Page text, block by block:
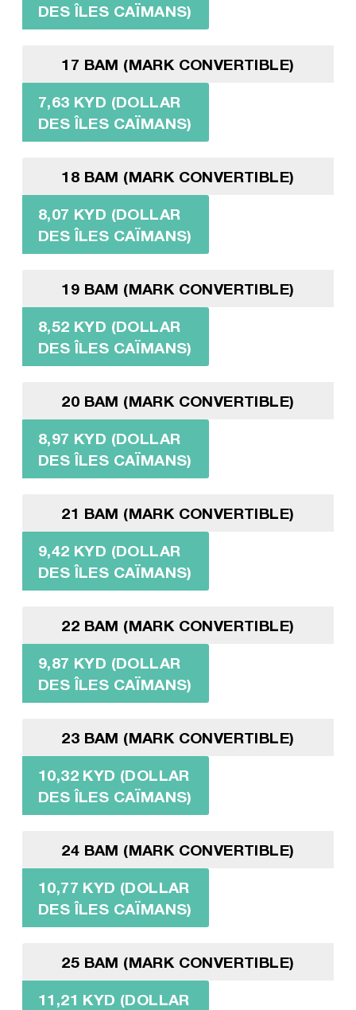
DES ÎLES CAÏMANS)
17 BAM (MARK CONVERTIBLE)
7,63 KYD (DOLLAR
DES ÎLES CAÏMANS)
18 BAM (MARK CONVERTIBLE)
8,07 KYD (DOLLAR
DES ÎLES CAÏMANS)
19 BAM (MARK CONVERTIBLE)
8,52 KYD (DOLLAR
DES ÎLES CAÏMANS)
20 BAM (MARK CONVERTIBLE)
8,97 KYD (DOLLAR
DES ÎLES CAÏMANS)
21 BAM (MARK CONVERTIBLE)
9,42 KYD (DOLLAR
DES ÎLES CAÏMANS)
22 BAM (MARK CONVERTIBLE)
9,87 KYD (DOLLAR
DES ÎLES CAÏMANS)
23 BAM (MARK CONVERTIBLE)
10,32 KYD (DOLLAR
DES ÎLES CAÏMANS)
24 BAM (MARK CONVERTIBLE)
10,77 KYD (DOLLAR
DES ÎLES CAÏMANS)
25 BAM (MARK CONVERTIBLE)
11,21 KYD (DOLLAR